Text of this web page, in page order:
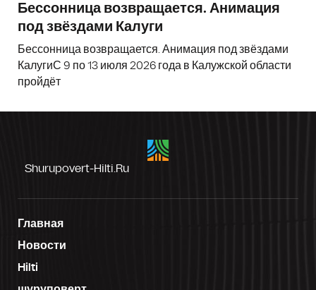
Бессонница возвращается. Анимация
под звёздами Калуги
Бессонница возвращается. Анимация под звёздами
КалугиС 9 по 13 июля 2026 года в Калужской области
пройдёт
Shurupovert-Hilti.ru
Главная
Новости
Hilti